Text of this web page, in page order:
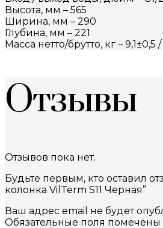
Высота, мм – 565
Ширина, мм – 290
Глубина, мм – 221
Масса нетто/брутто, кг – 9,1±0,5 /
Отзывы
Отзывов пока нет.
Будьте первым, кто оставил
колонка VilTerm S11 Черная”
Ваш адрес email не будет
Обязательные поля помечены